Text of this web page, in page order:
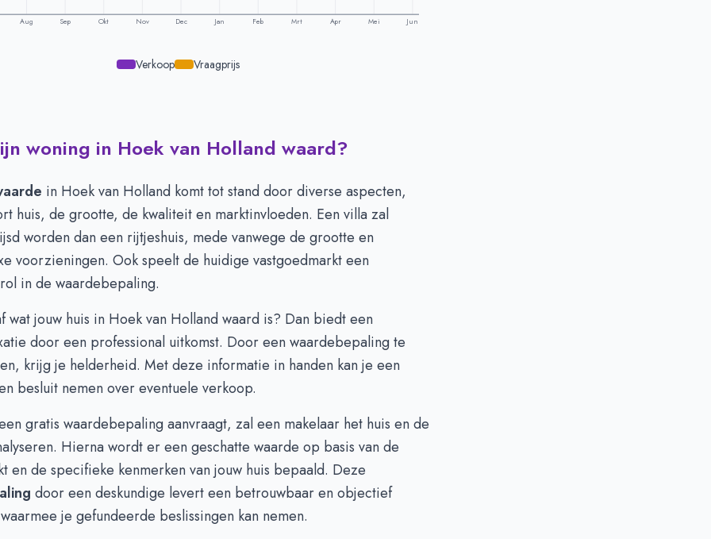
Aug Sep Okt Nov Dec Jan Feb Mrt Apr Mei Jun
Verkoop Vraagprijs
per maand -Hoek Van Holland
€ 582.784
€ 378.549
€ 629.602
€ 384.549
€ 663.000
€ 419.941
€ 517.326
€ 423.500
€ 495.319
€ 418.288
€ 481.040
€ 468.302
€ 498.609
€ 468.145
€ 500.366
€ 529.762
€ 529.548
€ 521.046
€ 666.666
€ 512.237
€ 718.636
€ 495.823
woning in Hoek van Holland waard?
in Hoek van Holland komt tot stand door diverse aspecten,
huis, de grootte, de kwaliteit en marktinvloeden. Een villa zal
worden dan een rijtjeshuis, mede vanwege de grootte en
voorzieningen. Ook speelt de huidige vastgoedmarkt een
in de waardebepaling.
wat jouw huis in Hoek van Holland waard is? Dan biedt een
door een professional uitkomst. Door eenwaardebepalingte
krijg je helderheid. Met deze informatie in handen kan je een
besluit nemen over eventuele verkoop.
gratis waardebepaling aanvraagt, zal een makelaar het huis en de
Hierna wordt er een geschatte waarde op basis van de
en de specifieke kenmerken van jouw huis bepaald. Deze
door een deskundige levert een betrouwbaar en objectief
je gefundeerde beslissingen kan nemen.